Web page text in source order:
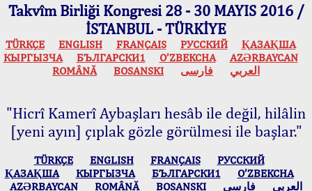
Takvîm Birliği Kongresi 28 - 30 MAYIS 2016 /
İSTANBUL - TÜRKİYE
TÜRKÇE ENGLISH FRANÇAIS РУССКИЙ
ҚАЗАҚША
КЫPГЫЗЧA
БЪЛГАРСКИ1 O’ZBEKCHA
AZӘRBAYCAN
ROMÂNĂ
BOSANSKI العربي فارسی
"Hicrî Kamerî Aybaşları hesâb ile değil, hilâlin
[yeni ayın] çıplak gözle görülmesi ile başlar."
TÜRKÇE ENGLISH FRANÇAIS
РУССКИЙ
ҚАЗАҚША
КЫPГЫЗЧA БЪЛГАРСКИ1
O’ZBEKCHA
AZӘRBAYCAN
ROMÂNĂ BOSANSKI العربي فارسی